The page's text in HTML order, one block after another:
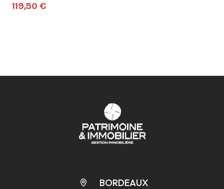
119,50 €
BORDEAUX